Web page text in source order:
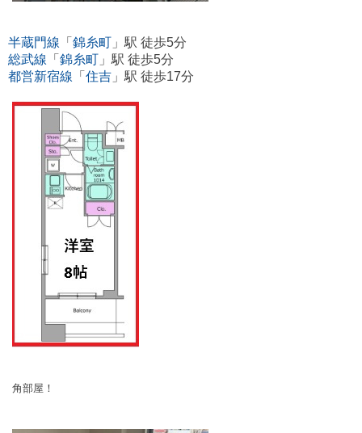
半蔵門線 「 錦糸町 」駅 徒歩5分
総武線 「 錦糸町 」駅 徒歩5分
都営新宿線 「 住吉 」駅 徒歩17分
角部屋！